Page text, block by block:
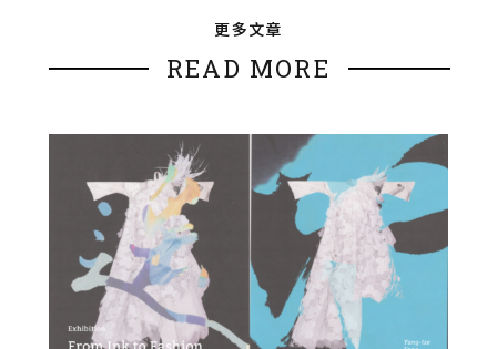
更多文章
READ MORE